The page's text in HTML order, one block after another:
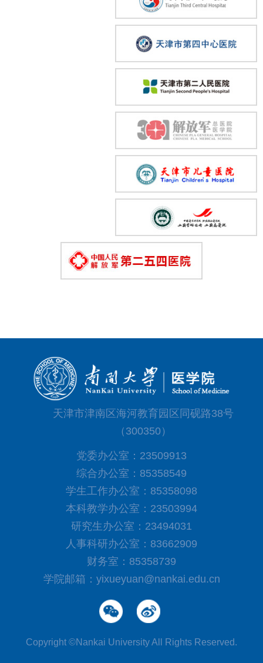
天津市津南区海河教育园区同砚路38号
（300350）
党委办公室：23509913
综合办公室：85358549
学生工作办公室：85358098
本科教学办公室：23503994
研究生办公室：23494031
人事科研办公室：83662909
财务室：85358739
学院邮箱：yixueyuan@nankai.edu.cn
Copyright ©Nankai University All Rights Reserved.